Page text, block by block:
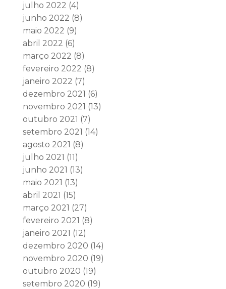
julho 2022 (4)
junho 2022 (8)
maio 2022 (9)
abril 2022 (6)
março 2022 (8)
fevereiro 2022 (8)
janeiro 2022 (7)
dezembro 2021 (6)
novembro 2021 (13)
outubro 2021 (7)
setembro 2021 (14)
agosto 2021 (8)
julho 2021 (11)
junho 2021 (13)
maio 2021 (13)
abril 2021 (15)
março 2021 (27)
fevereiro 2021 (8)
janeiro 2021 (12)
dezembro 2020 (14)
novembro 2020 (19)
outubro 2020 (19)
setembro 2020 (19)